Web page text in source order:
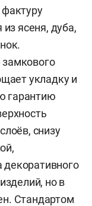
ясеня, дуба,
укладку и
гарантию
снизу
но в
Стандартом